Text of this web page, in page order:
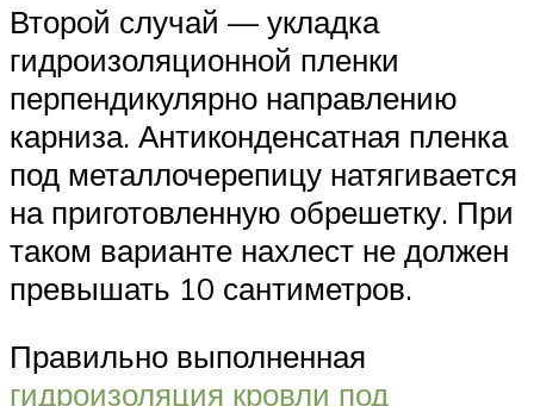
Второй случай — укладка
гидроизоляционной пленки
перпендикулярно направлению
карниза. Антиконденсатная пленка
под металлочерепицу натягивается
на приготовленную обрешетку. При
таком варианте нахлест не должен
превышать 10 сантиметров.
Правильно выполненная
гидроизоляция кровли под